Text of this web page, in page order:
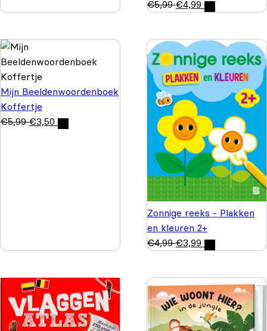
€5,99 €4,99
Mijn Beeldenwoordenboek
Koffertje
€5,99 €3,50
Zonnige reeks - Plakken
en kleuren 2+
€4,99 €3,99